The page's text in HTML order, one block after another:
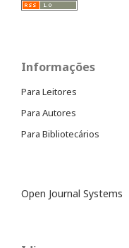
Informações
Para Leitores
Para Autores
Para Bibliotecários
Open Journal Systems